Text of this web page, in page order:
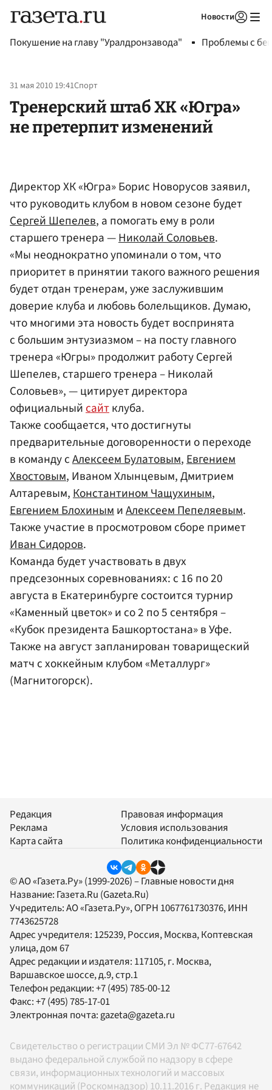
Новости
Покушение на главу "Уралдронзавода" Проблемы с
31 мая 2010 19:41Спорт
Тренерский штаб ХК «Югра»
не претерпит изменений
Директор ХК «Югра» Борис Новорусов заявил,
что руководить клубом в новом сезоне будет
Сергей Шепелев, а помогать ему в роли
старшего тренера —Николай Соловьев.
«Мы неоднократно упоминали о том, что
приоритет в принятии такого важного решения
будет отдан тренерам, уже заслужившим
доверие клуба и любовь болельщиков. Думаю,
что многими эта новость будет воспринята
с большим энтузиазмом – на посту главного
тренера «Югры» продолжит работу Сергей
Шепелев, старшего тренера – Николай
Соловьев», — цитирует директора
официальныйсайтклуба.
Также сообщается, что достигнуты
предварительные договоренности о переходе
в команду сАлексеем Булатовым,Евгением
Хвостовым, Иваном Хлынцевым, Дмитрием
Алтаревым,Константином Чащухиным,
Евгением БлохинымиАлексеем Пепеляевым.
Также участие в просмотровом сборе примет
Иван Сидоров.
Команда будет участвовать в двух
предсезонных соревнованиях: с 16 по 20
августа в Екатеринбурге состоится турнир
«Каменный цветок» и со 2 по 5 сентября –
«Кубок президента Башкортостана» в Уфе.
Также на август запланирован товарищеский
матч с хоккейным клубом «Металлург»
(Магнитогорск).
Редакция
Реклама
Карта сайта
Правовая информация
Условия использования
Политика конфиденциальности
© АО «Газета.Ру» (1999-2026) – Главные новости дня
Название: Газета.Ru (Gazeta.Ru)
Учредитель:АО «Газета.Ру», ОГРН 1067761730376, ИНН
7743625728
Адрес учредителя: 125239, Россия, Москва, Коптевская
улица, дом 67
Адрес редакции и издателя: 117105, г. Москва,
Варшавское шоссе, д.9, стр.1
Телефон редакции:+7 (495) 785-00-12
Факс:+7 (495) 785-17-01
Электронная почта:gazeta@gazeta.ru
Свидетельство о регистрации СМИ Эл № ФС77-67642
выдано федеральной службой по надзору в сфере
связи, информационных технологий и массовых
коммуникаций (Роскомнадзор) 10.11.2016 г. Редакция не